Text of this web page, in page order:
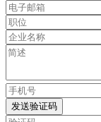
发送验证码